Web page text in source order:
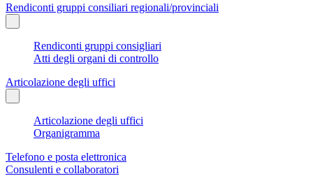
Rendiconti gruppi consiliari regionali/provinciali
Rendiconti gruppi consigliari
Atti degli organi di controllo
Articolazione degli uffici
Articolazione degli uffici
Organigramma
Telefono e posta elettronica
Consulenti e collaboratori